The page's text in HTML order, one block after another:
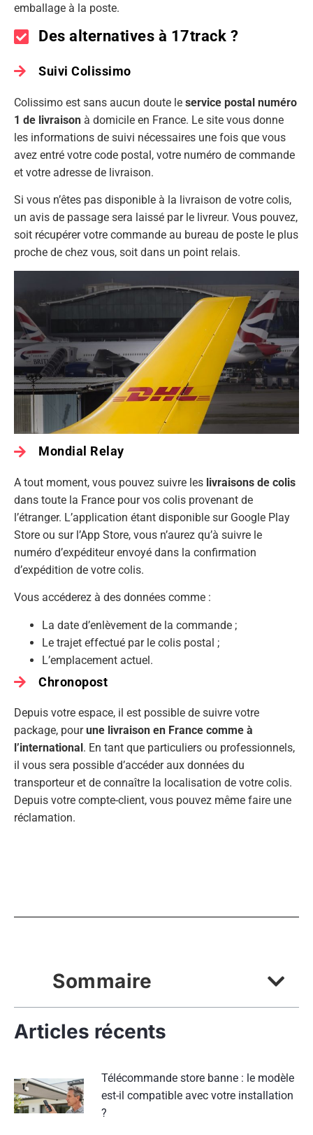
emballage à la poste.
Des alternatives à 17track ?
Suivi Colissimo
Colissimo est sans aucun doute le service postal numéro
1 de livraison à domicile en France. Le site vous donne
les informations de suivi nécessaires une fois que vous
avez entré votre code postal, votre numéro de commande
et votre adresse de livraison.
Si vous n’êtes pas disponible à la livraison de votre colis,
un avis de passage sera laissé par le livreur. Vous pouvez,
soit récupérer votre commande au bureau de poste le plus
proche de chez vous, soit dans un point relais.
Mondial Relay
A tout moment, vous pouvez suivre les livraisons de colis
dans toute la France pour vos colis provenant de
l’étranger. L’application étant disponible sur Google Play
Store ou sur l’App Store, vous n’aurez qu’à suivre le
numéro d’expéditeur envoyé dans la confirmation
d’expédition de votre colis.
Vous accéderez à des données comme :
La date d’enlèvement de la commande ;
Le trajet effectué par le colis postal ;
L’emplacement actuel.
Chronopost
Depuis votre espace, il est possible de suivre votre
package, pourune livraison en France comme à
l’international . En tant que particuliers ou professionnels,
il vous sera possible d’accéder aux données du
transporteur et de connaître la localisation de votre colis.
Depuis votre compte-client, vous pouvez même faire une
réclamation.
Sommaire
Articles récents
Télécommande store banne : le modèle
est-il compatible avec votre installation
?